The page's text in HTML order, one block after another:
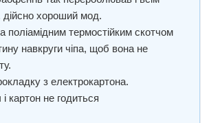
дійсно хороший мод.
поліамідним термостійким скотчом
навкруги чіпа, щоб вона не
з електрокартона.
картон не годиться